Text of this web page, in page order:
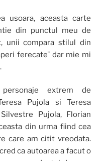
usoara, aceasta carte
din punctul meu de
unii compara stilul din
ferecate¨ dar mie mi
extrem de
Pujola si Teresa
Pujola, Florian
din urma fiind cea
care am citit vreodata.
ca autoarea a facut o